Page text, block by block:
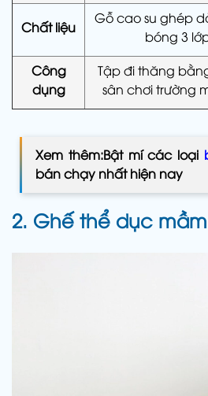
Chất liệu
Gỗ cao su ghép
bóng 3
Công
dụng
Tập đi thăng
sân chơi trường
Xem thêm:Bật mí các loại
bán chạy nhất hiện nay
2. Ghế thể dục